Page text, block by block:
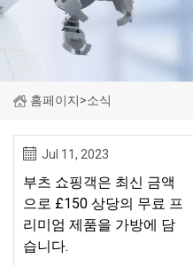
홈페이지>소식
Jul 11, 2023
부츠 쇼핑객은 최신 금액
으로 £150 상당의 무료 프
리미엄 제품을 가방에 담
습니다.